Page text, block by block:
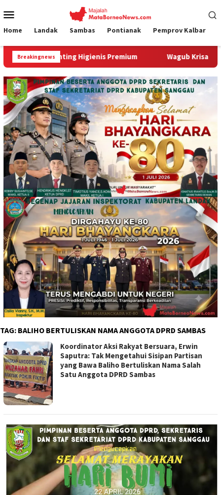
ke
Mobile
Home Landak Sambas Pontianak Pemprov Kalbar
Breakingnews
Higienis Premium Wagub Krisantus Kedatangan
TAG: BALIHO BERTULISKAN NAMA ANGGOTA DPRD SAMBAS
Koordinator Aksi Rakyat Bersuara, Erwin
Saputra: Tak Mengetahui Sisipan Partisan
yang Bawa Baliho Bertuliskan Nama Salah
Satu Anggota DPRD Sambas